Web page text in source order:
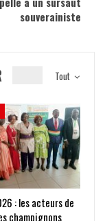
souverainiste
Tout
: les acteurs de
champignons